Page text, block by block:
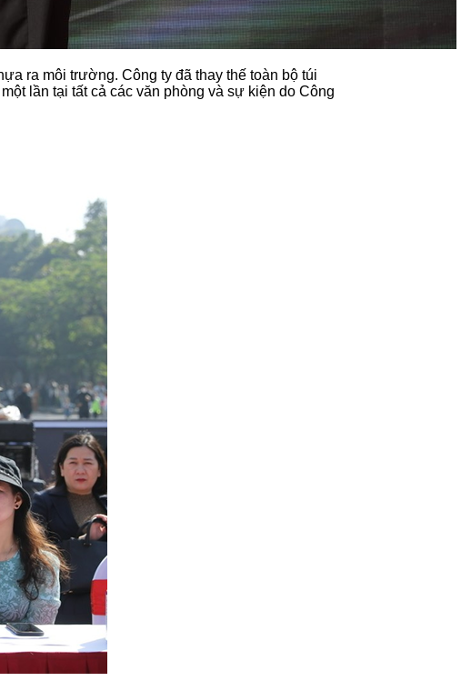
ra môi trường. Công ty đã thay thế toàn bộ túi
lần tại tất cả các văn phòng và sự kiện do Công